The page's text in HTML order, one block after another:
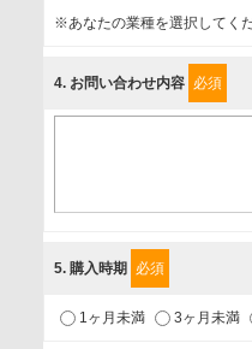
事業者名
個人情報保護責任者
1.当社が取り扱う商品・サ
2.当社が開催（主催・共催
※あなたの業種を選択してくだ
4. お問い合わせ内容 必須
5. 購入時期 必須
1ヶ月未満 3ヶ月未満